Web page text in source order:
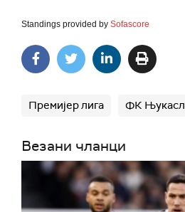
Standings provided by Sofascore
Премијер лига ФК Њукасл
Везани чланци